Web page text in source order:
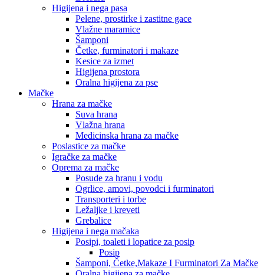
Higijena i nega pasa
Pelene, prostirke i zastitne gace
Vlažne maramice
Šamponi
Četke, furminatori i makaze
Kesice za izmet
Higijena prostora
Oralna higijena za pse
Mačke
Hrana za mačke
Suva hrana
Vlažna hrana
Medicinska hrana za mačke
Poslastice za mačke
Igračke za mačke
Oprema za mačke
Posude za hranu i vodu
Ogrlice, amovi, povodci i furminatori
Transporteri i torbe
Ležaljke i kreveti
Grebalice
Higijena i nega mačaka
Posipi, toaleti i lopatice za posip
Posip
Šamponi, Četke,Makaze I Furminatori Za Mačke